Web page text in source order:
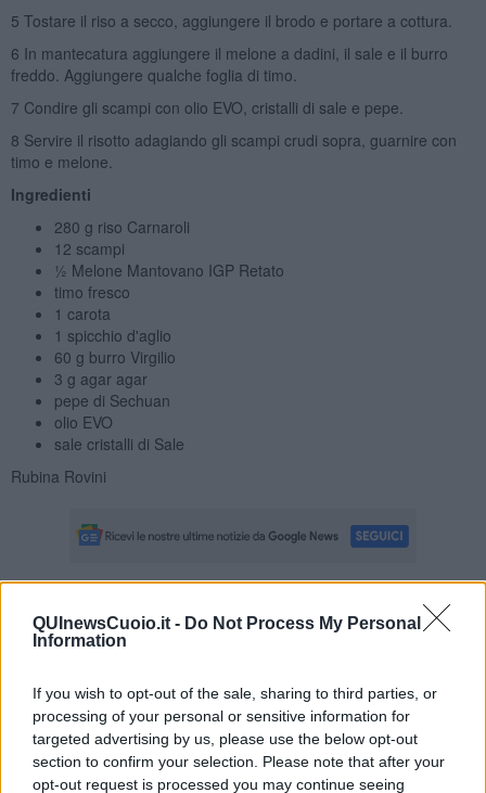
QUInewsCuoio.it - Do Not Process My Personal
Information
If you wish to opt-out of the sale, sharing to third parties, or
processing of your personal or sensitive information for
targeted advertising by us, please use the below opt-out
section to confirm your selection. Please note that after your
opt-out request is processed you may continue seeing
5 Tostare il riso a secco, aggiungere il brodo e portare a cottura.
6 In mantecatura aggiungere il melone a dadini, il sale e il burro
freddo. Aggiungere qualche foglia di timo.
7 Condire gli scampi con olio EVO, cristalli di sale e pepe.
8 Servire il risotto adagiando gli scampi crudi sopra, guarnire con
timo e melone.
Ingredienti
280 g riso Carnaroli
12 scampi
½ Melone Mantovano IGP Retato
timo fresco
1 carota
1 spicchio d'aglio
60 g burro Virgilio
3 g agar agar
pepe di Sechuan
olio EVO
sale cristalli di Sale
Rubina Rovini
Se vuoi leggere le notizie principali della Toscana iscriviti alla
Newsletter QUInews - ToscanaMedia.
Arriva gratis tutti i giorni
Basta cliccareQUI
Ti potrebbe interessare anche:
Articoli dal Blog “Raccontare di Gusto” di Rubina Rovini